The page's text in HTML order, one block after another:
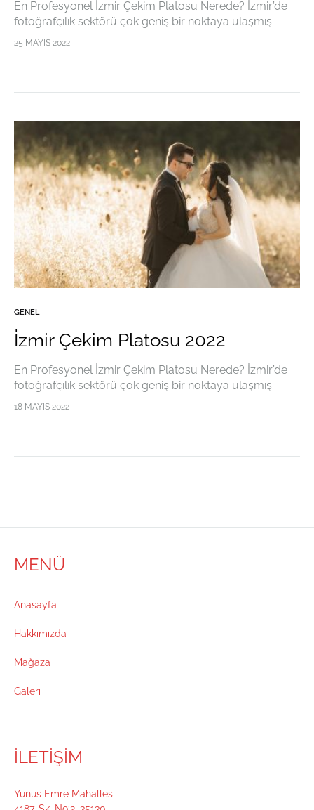
En Profesyonel İzmir Çekim Platosu Nerede? İzmir’de
fotoğrafçılık sektörü çok geniş bir noktaya ulaşmış
olmakla birlikte düğün fotoğrafçılığı ve nişan
25 MAYIS 2022
GENEL
İzmir Çekim Platosu 2022
En Profesyonel İzmir Çekim Platosu Nerede? İzmir’de
fotoğrafçılık sektörü çok geniş bir noktaya ulaşmış
olmakla birlikte düğün fotoğrafçılığı ve nişan
18 MAYIS 2022
MENÜ
Anasayfa
Hakkımızda
Mağaza
Galeri
İLETİŞİM
Yunus Emre Mahallesi